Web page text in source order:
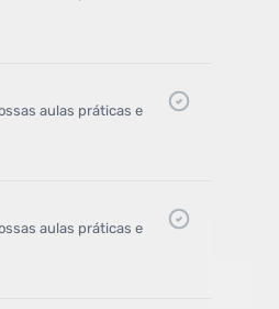
aulas práticas e
aulas práticas e